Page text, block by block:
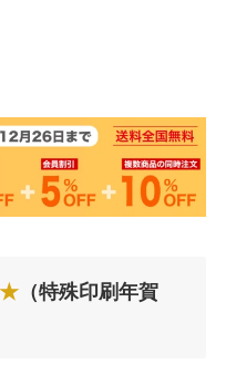
（特殊印刷年賀